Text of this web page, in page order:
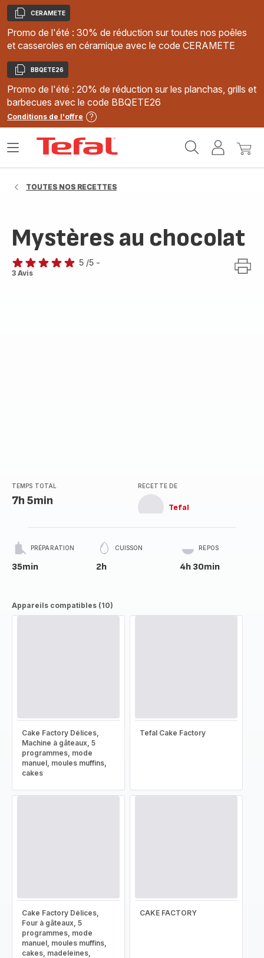
Copier
CERAMETE
Promo de l'été : 30% de réduction sur toutes nos poêles
et casseroles en céramique avec le code CERAMETE
Copier
BBQETE26
Promo de l'été : 20% de réduction sur les planchas, grills et
barbecues avec le code BBQETE26
Conditions de l'offre
MonMon
Ouvrir
TOUTES NOS RECETTES
Mystères au chocolat
Avis
5 /5 -
3 Avis
TEMPS TOTAL
7h 5min
RECETTE DE
Tefal
PRÉPARATION
35min
CUISSON
2h
REPOS
4h 30min
Appareils compatibles (10)
Cake Factory Délices,
Machine à gâteaux, 5
programmes, mode
manuel, moules muffins,
cakes
Tefal Cake Factory
Cake Factory Délices,
Four à gâteaux, 5
programmes, mode
manuel, moules muffins,
cakes, madeleines,
CAKE FACTORY